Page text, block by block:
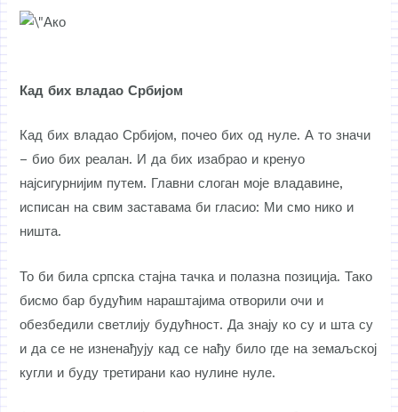
Кад бих владао Србијом
Кад бих владао Србијом, почео бих од нуле. А то значи
– био бих реалан. И да бих изабрао и кренуо
најсигурнијим путем. Главни слоган моје владавине,
исписан на свим заставама би гласио: Ми смо нико и
ништа.
То би била српска стајна тачка и полазна позиција. Тако
бисмо бар будућим нараштајима отворили очи и
обезбедили светлију будућност. Да знају ко су и шта су
и да се не изненађују кад се нађу било где на земаљској
кугли и буду третирани као нулине нуле.